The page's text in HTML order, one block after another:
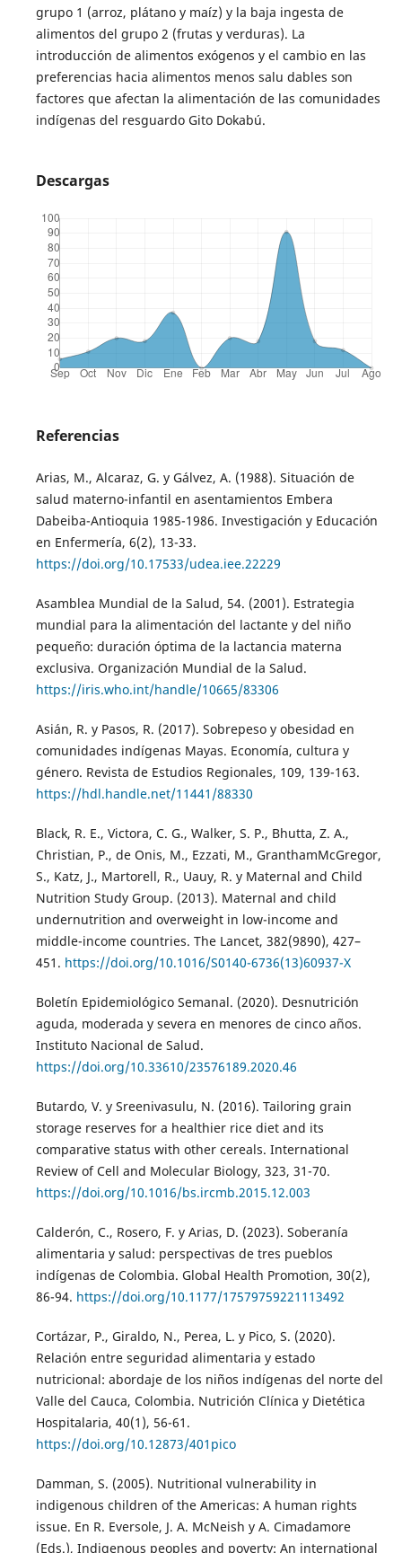
grupo 1 (arroz, plátano y maíz) y la baja ingesta de
alimentos del grupo 2 (frutas y verduras). La
introducción de alimentos exógenos y el cambio en las
preferencias hacia alimentos menos salu dables son
factores que afectan la alimentación de las comunidades
indígenas del resguardo Gito Dokabú.
Descargas
Referencias
Arias, M., Alcaraz, G. y Gálvez, A. (1988). Situación de
salud materno-infantil en asentamientos Embera
Dabeiba-Antioquia 1985-1986. Investigación y Educación
en Enfermería, 6(2), 13-33.
https://doi.org/10.17533/udea.iee.22229
Asamblea Mundial de la Salud, 54. (‎2001)‎. Estrategia
mundial para la alimentación del lactante y del niño
pequeño: duración óptima de la lactancia materna
exclusiva. Organización Mundial de la Salud.
https://iris.who.int/handle/10665/83306
Asián, R. y Pasos, R. (2017). Sobrepeso y obesidad en
comunidades indígenas Mayas. Economía, cultura y
género. Revista de Estudios Regionales, 109, 139-163.
https://hdl.handle.net/11441/88330
Black, R. E., Victora, C. G., Walker, S. P., Bhutta, Z. A.,
Christian, P., de Onis, M., Ezzati, M., GranthamMcGregor,
S., Katz, J., Martorell, R., Uauy, R. y Maternal and Child
Nutrition Study Group. (2013). Maternal and child
undernutrition and overweight in low-income and
middle-income countries. The Lancet, 382(9890), 427–
451. https://doi.org/10.1016/S0140-6736(13)60937-X
Boletín Epidemiológico Semanal. (2020). Desnutrición
aguda, moderada y severa en menores de cinco años.
Instituto Nacional de Salud.
https://doi.org/10.33610/23576189.2020.46
Butardo, V. y Sreenivasulu, N. (2016). Tailoring grain
storage reserves for a healthier rice diet and its
comparative status with other cereals. International
Review of Cell and Molecular Biology, 323, 31-70.
https://doi.org/10.1016/bs.ircmb.2015.12.003
Calderón, C., Rosero, F. y Arias, D. (2023). Soberanía
alimentaria y salud: perspectivas de tres pueblos
indígenas de Colombia. Global Health Promotion, 30(2),
86-94. https://doi.org/10.1177/17579759221113492
Cortázar, P., Giraldo, N., Perea, L. y Pico, S. (2020).
Relación entre seguridad alimentaria y estado
nutricional: abordaje de los niños indígenas del norte del
Valle del Cauca, Colombia. Nutrición Clínica y Dietética
Hospitalaria, 40(1), 56-61.
https://doi.org/10.12873/401pico
Damman, S. (2005). Nutritional vulnerability in
indigenous children of the Americas: A human rights
issue. En R. Eversole, J. A. McNeish y A. Cimadamore
(Eds.), Indigenous peoples and poverty: An international